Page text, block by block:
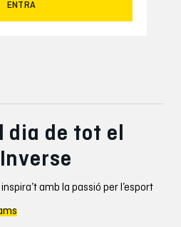
ENTRA
dia de tot el
amb la passió per l’esport